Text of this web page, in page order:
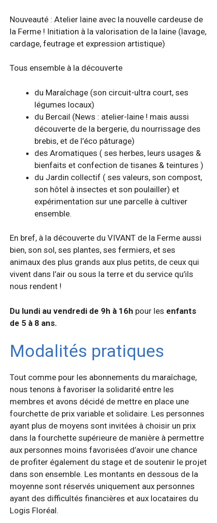
Nouveauté : Atelier laine avec la nouvelle cardeuse de
la Ferme ! Initiation à la valorisation de la laine (lavage,
cardage, feutrage et expression artistique)
Tous ensemble à la découverte
du Maraîchage (son circuit-ultra court, ses
légumes locaux)
du Bercail (News : atelier-laine ! mais aussi
découverte de la bergerie, du nourrissage des
brebis, et de l’éco pâturage)
des Aromatiques ( ses herbes, leurs usages &
bienfaits et confection de tisanes & teintures )
du Jardin collectif ( ses valeurs, son compost,
son hôtel à insectes et son poulailler) et
expérimentation sur une parcelle à cultiver
ensemble.
En bref, à la découverte du VIVANT de la Ferme aussi
bien, son sol, ses plantes, ses fermiers, et ses
animaux des plus grands aux plus petits, de ceux qui
vivent dans l’air ou sous la terre et du service qu’ils
nous rendent !
Du lundi au vendredi de 9h à 16h pour les enfants
de 5 à 8 ans.
Modalités pratiques
Tout comme pour les abonnements du maraîchage,
nous tenons à favoriser la solidarité entre les
membres et avons décidé de mettre en place une
fourchette de prix variable et solidaire. Les personnes
ayant plus de moyens sont invitées à choisir un prix
dans la fourchette supérieure de manière à permettre
aux personnes moins favorisées d’avoir une chance
de profiter également du stage et de soutenir le projet
dans son ensemble. Les montants en dessous de la
moyenne sont réservés uniquement aux personnes
ayant des difficultés financières et aux locataires du
Logis Floréal.